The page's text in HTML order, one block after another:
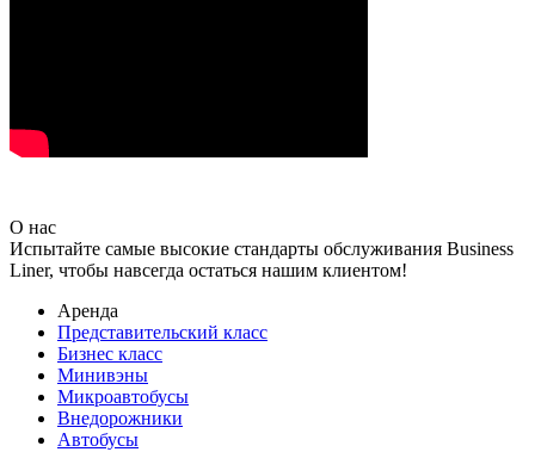
О нас
Испытайте самые высокие стандарты обслуживания Business
Liner, чтобы навсегда остаться нашим клиентом!
Аренда
Представительский класс
Бизнес класс
Минивэны
Микроавтобусы
Внедорожники
Автобусы